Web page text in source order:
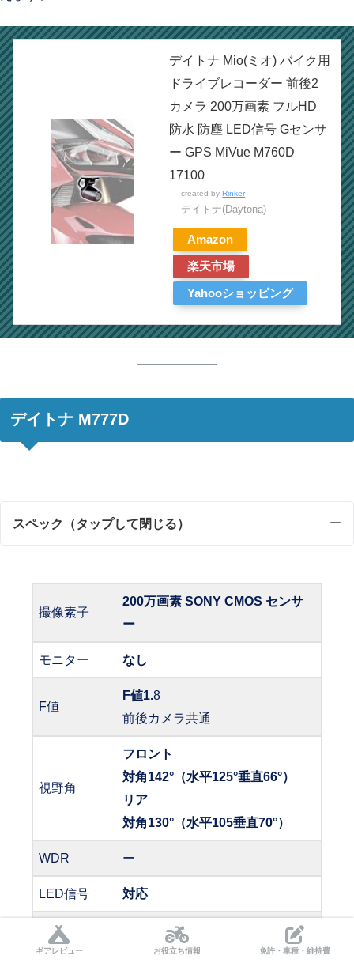
デイトナ Mio(ミオ) バイク用
ドライブレコーダー 前後2
カメラ 200万画素 フルHD
防水 防塵 LED信号 Gセンサ
ー GPS MiVue M760D
17100
created byRinker
デイトナ(Daytona)
Amazon
楽天市場
Yahooショッピング
デイトナ M777D
スペック （タップして閉じる）
撮像素子
200万画素 SONY CMOS センサ
ー
モニター なし
F値
F値1.8
前後カメラ共通
視野角
フロント
対角142°（水平125°垂直66°）
リア
対角130°（水平105垂直70°）
WDR ー
LED信号 対応
衝撃録画
ギアレビュー お役立ち情報 免許・車種・維持費